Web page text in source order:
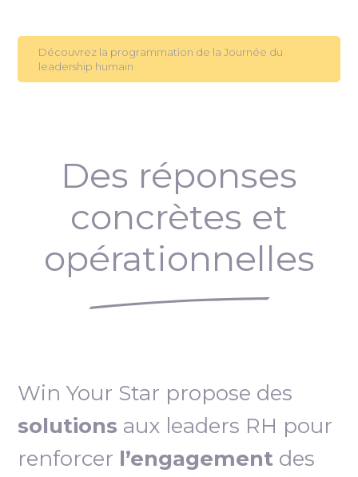
Découvrez la programmation de la Journée du
leadership humain
Des réponses
concrètes et
opérationnelles
Win Your Star propose des
solutions aux leaders RH pour
renforcer l’engagement des